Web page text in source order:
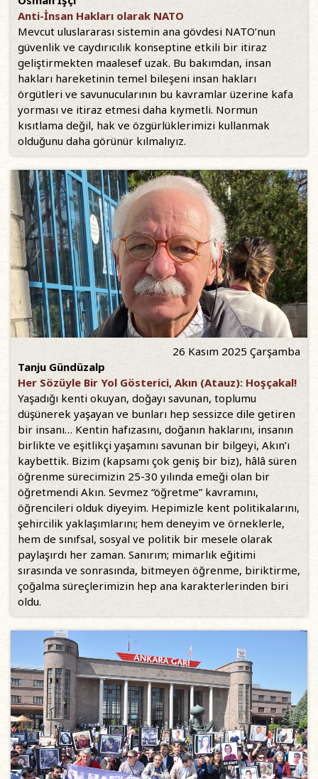
Anti-İnsan Hakları olarak NATO
Mevcut uluslararası sistemin ana gövdesi NATO’nun
güvenlik ve caydırıcılık konseptine etkili bir itiraz
geliştirmekten maalesef uzak. Bu bakımdan, insan
hakları hareketinin temel bileşeni insan hakları
örgütleri ve savunucularının bu kavramlar üzerine kafa
yorması ve itiraz etmesi daha kıymetli. Normun
kısıtlama değil, hak ve özgürlüklerimizi kullanmak
olduğunu daha görünür kılmalıyız.
26 Kasım 2025 Çarşamba
Tanju Gündüzalp
Her Sözüyle Bir Yol Gösterici, Akın (Atauz): Hoşçakal!
Yaşadığı kenti okuyan, doğayı savunan, toplumu
düşünerek yaşayan ve bunları hep sessizce dile getiren
bir insanı… Kentin hafızasını, doğanın haklarını, insanın
birlikte ve eşitlikçi yaşamını savunan bir bilgeyi, Akın’ı
kaybettik. Bizim (kapsamı çok geniş bir biz), hâlâ süren
öğrenme sürecimizin 25-30 yılında emeği olan bir
öğretmendi Akın. Sevmez “öğretme” kavramını,
öğrencileri olduk diyeyim. Hepimizle kent politikalarını,
şehircilik yaklaşımlarını; hem deneyim ve örneklerle,
hem de sınıfsal, sosyal ve politik bir mesele olarak
paylaşırdı her zaman. Sanırım; mimarlık eğitimi
sırasında ve sonrasında, bitmeyen öğrenme, biriktirme,
çoğalma süreçlerimizin hep ana karakterlerinden biri
oldu.